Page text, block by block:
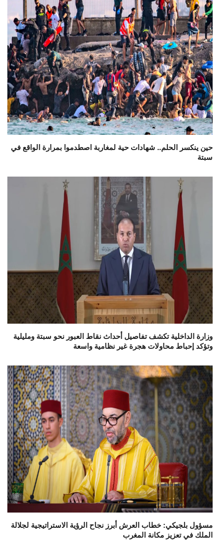
حين ينكسر الحلم.. شهادات حية لمغاربة اصطدموا بمرارة الواقع في
سبتة
وزارة الداخلية تكشف تفاصيل أحداث نقاط العبور نحو سبتة ومليلية
وتؤكد إحباط محاولات هجرة غير نظامية واسعة
مسؤول بلجيكي: خطاب العرش أبرز نجاح الرؤية الاستراتيجية لجلالة
الملك في تعزيز مكانة المغرب